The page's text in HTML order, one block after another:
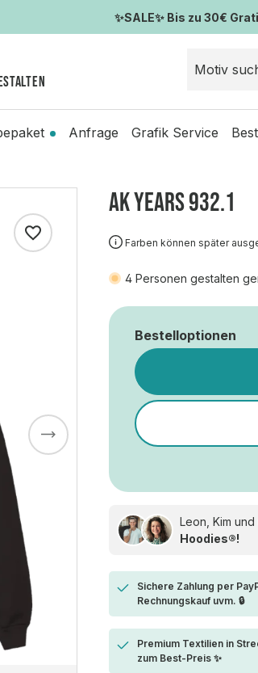
✨SALE✨ Bis zu 30€
Anfrage Grafik Service
AK YEARS 932.1
Farben können später
4 Personen gestalten
Bestelloptionen
Leon, Kim und
Hoodies®!
Sichere Zahlung per
Rechnungskauf uvm. 🔒
Premium Textilien in
zum Best-Preis ✨